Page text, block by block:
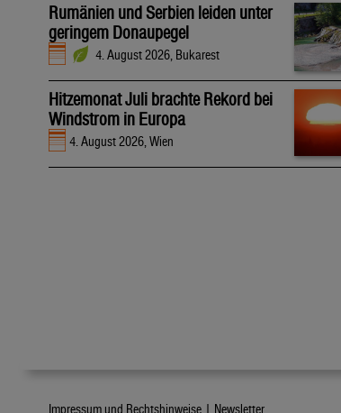
Rumänien und Serbien leiden unter
geringem Donaupegel
4. August 2026, Bukarest
Hitzemonat Juli brachte Rekord bei
Windstrom in Europa
4. August 2026, Wien
Impressum und Rechtshinweise | Newsletter